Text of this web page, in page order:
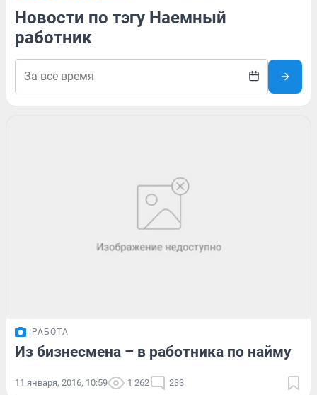
Новости по тэгу Наемный
работник
РАБОТА
Из бизнесмена – в работника по найму
11 января, 2016, 10:59 1 262 233